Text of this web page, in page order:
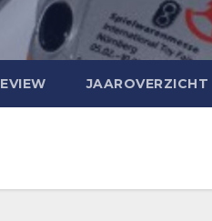
JAAROVERZICHT